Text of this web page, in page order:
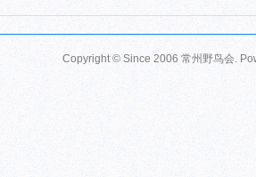
Copyright © Since 2006 常州野鸟会.